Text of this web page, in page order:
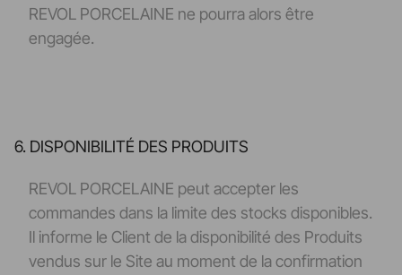
REVOL PORCELAINE ne pourra alors être
engagée.
6. DISPONIBILITÉ DES PRODUITS
REVOL PORCELAINE peut accepter les
commandes dans la limite des stocks disponibles.
Il informe le Client de la disponibilité des Produits
vendus sur le Site au moment de la confirmation